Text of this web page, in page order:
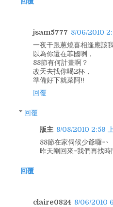
jsam5777 8/06/2010
一夜干跟蔥燒喜相逢應該
以為你還在菲國咧，
88節有何計畫啊？
改天去找你喝2杯，
準備好下就菜阿!!
回覆
回覆
版主 8/08/2010 2:59
88節在家伺候少爺囉~~
昨天剛回來~我們再找時
回覆
claire0824 8/06/2010